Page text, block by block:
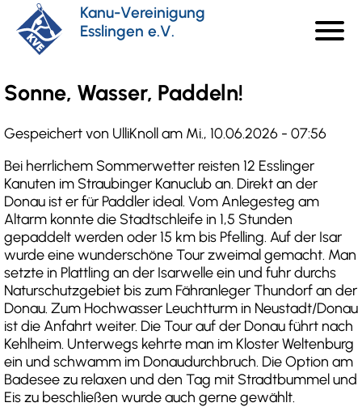
zum
Inhalt
Kanu-Vereinigung
Esslingen e.V.
menu
Sonne, Wasser, Paddeln!
Gespeichert von UlliKnollam Mi., 10.06.2026 - 07:56
Bei herrlichem Sommerwetter reisten 12 Esslinger
Kanuten im Straubinger Kanuclub an. Direkt an der
Donau ist er für Paddler ideal. Vom Anlegesteg am
Altarm konnte die Stadtschleife in 1,5 Stunden
gepaddelt werden oder 15 km bis Pfelling. Auf der Isar
wurde eine wunderschöne Tour zweimal gemacht. Man
setzte in Plattling an der Isarwelle ein und fuhr durchs
Naturschutzgebiet bis zum Fähranleger Thundorf an der
Donau. Zum Hochwasser Leuchtturm in Neustadt/Donau
ist die Anfahrt weiter. Die Tour auf der Donau führt nach
Kehlheim. Unterwegs kehrte man im Kloster Weltenburg
ein und schwamm im Donaudurchbruch. Die Option am
Badesee zu relaxen und den Tag mit Stradtbummel und
Eis zu beschließen wurde auch gerne gewählt.